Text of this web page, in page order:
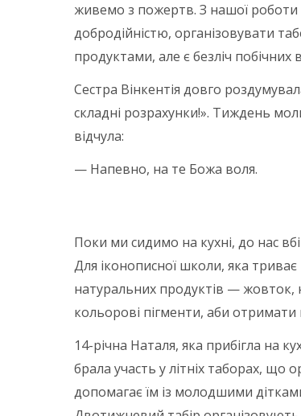
живемо з пожертв. З нашої
добродійністю, організовувати
продуктами, але є безліч
Сестра Вінкентія довго
складні розрахунки!». Тиждень
відчула:
— Напевно, на те Божа воля.
Поки ми сидимо на кухні, до нас
Для іконописної школи, яка триває
натуральних продуктів —
кольорові пігменти, аби отримати
14-річна Наталя, яка прибігла на
брала участь у літніх таборах, що
допомагає їм із молодшими